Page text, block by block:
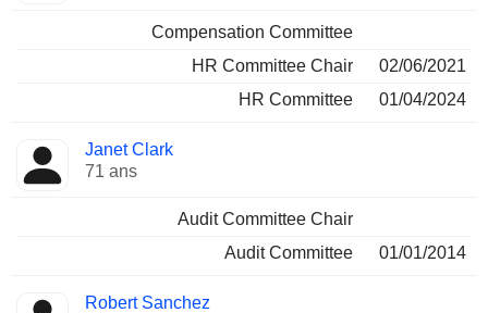
Compensation Committee
HR Committee Chair
02/06/2021
HR Committee
01/04/2024
Janet Clark
71 ans
Audit Committee Chair
Audit Committee
01/01/2014
Robert Sanchez